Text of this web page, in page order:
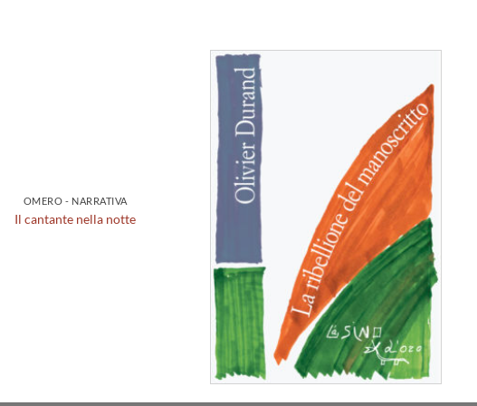
OMERO - NARRATIVA
Il cantante nella notte
Aggiungi
alla lista
dei
desideri